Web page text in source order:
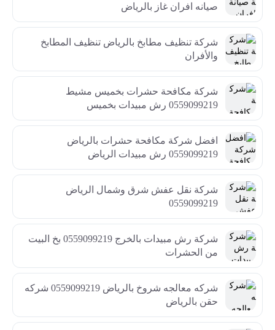
صيانه افران غاز بالرياض
شركة تنظيف مطابخ بالرياض تنظيف المطابخ
والأفران
شركة مكافحة حشرات بخميس مشيط
0559099219 رش مبيدات بخميس
افضل شركة مكافحة حشرات بالرياض
0559099219 رش مبيدات الرياض
شركة نقل عفش شرق وشمال الرياض
0559099219
شركة رش مبيدات بالخرج 0559099219 بخ البيت
من الحشرات
شركه معالجه شروخ بالرياض 0559099219 شركه
حقن بالرياض